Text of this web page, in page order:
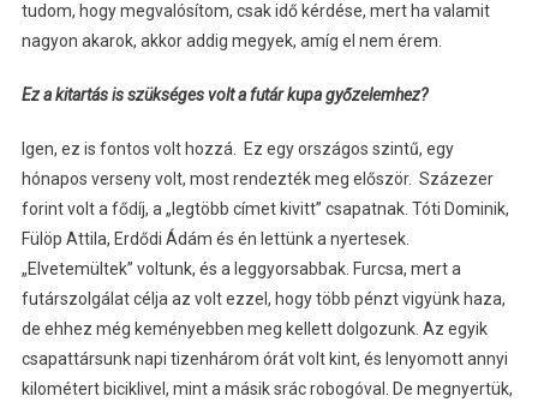
tudom, hogy megvalósítom, csak idő kérdése, mert ha valamit
nagyon akarok, akkor addig megyek, amíg el nem érem.
Ez a kitartás is szükséges volt a futár kupa győzelemhez?
Igen, ez is fontos volt hozzá. Ez egy országos szintű, egy
hónapos verseny volt, most rendezték meg először. Százezer
forint volt a fődíj, a „legtöbb címet kivitt” csapatnak. Tóti Dominik,
Fülöp Attila, Erdődi Ádám és én lettünk a nyertesek.
„Elvetemültek” voltunk, és a leggyorsabbak. Furcsa, mert a
futárszolgálat célja az volt ezzel, hogy több pénzt vigyünk haza,
de ehhez még keményebben meg kellett dolgozunk. Az egyik
csapattársunk napi tizenhárom órát volt kint, és lenyomott annyi
kilométert biciklivel, mint a másik srác robogóval. De megnyertük,